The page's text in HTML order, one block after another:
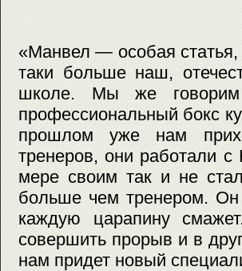
«Манвел — особая
таки больше наш,
школе. Мы же
профессиональный бокс
прошлом уже нам
тренеров, они работали
мере своим так и не
больше чем тренером. Он
каждую царапину
совершить прорыв и в
нам придет новый